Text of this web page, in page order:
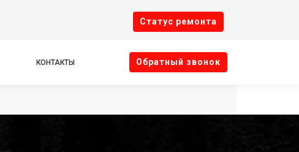
Cтатус ремонта
КОНТАКТЫ Oбратный звонок